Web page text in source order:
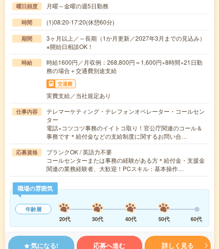
曜日頻度 月曜～金曜の週5日勤務
時間 (1)08:20-17:20(休憩60分)
期間
3ヶ月以上／～長期（1か月更新／2027年3月までの見込み）
※開始日相談OK！
時給
時給1600円／月収例：268,800円＝1,600円×8時間×21日勤
務の場合＋交通費別途支給
交通費
実費支給／当社規定あり
仕事内容
テレマーケティング・テレフォンオペレーター・コールセン
ター
電話×コツコツ事務のイイトコ取り！官公庁関連のコール＆
事務です＊給付金などの支給制度に関するお問い合…
応募資格
ブランクOK / 英語力不要
コールセンターまたは事務の経験がある方＊給付金・支援金
関連の業務経験者、大歓迎！PCスキル：基本操作…
職場の雰囲気
年齢層
20代
30代 40代 50代 60代
気になる! 応募へ進む 詳しく見る